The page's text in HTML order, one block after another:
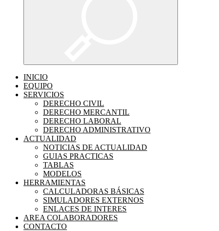
INICIO
EQUIPO
SERVICIOS
DERECHO CIVIL
DERECHO MERCANTIL
DERECHO LABORAL
DERECHO ADMINISTRATIVO
ACTUALIDAD
NOTICIAS DE ACTUALIDAD
GUIAS PRACTICAS
TABLAS
MODELOS
HERRAMIENTAS
CALCULADORAS BÁSICAS
SIMULADORES EXTERNOS
ENLACES DE INTERES
AREA COLABORADORES
CONTACTO